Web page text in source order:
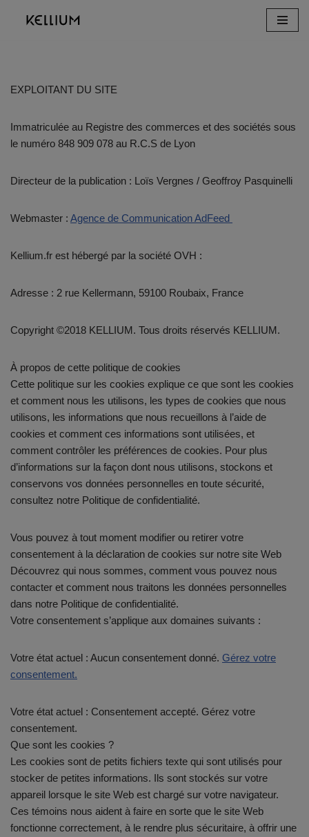
EXPLOITANT DU SITE
Immatriculée au Registre des commerces et des sociétés sous
le numéro 848 909 078 au R.C.S de Lyon
Directeur de la publication : Loïs Vergnes / Geoffroy Pasquinelli
Webmaster : Agence de Communication AdFeed
Kellium.fr est hébergé par la société OVH :
Adresse : 2 rue Kellermann, 59100 Roubaix, France
Copyright ©2018 KELLIUM. Tous droits réservés KELLIUM.
À propos de cette politique de cookies
Cette politique sur les cookies explique ce que sont les cookies
et comment nous les utilisons, les types de cookies que nous
utilisons, les informations que nous recueillons à l’aide de
cookies et comment ces informations sont utilisées, et
comment contrôler les préférences de cookies. Pour plus
d’informations sur la façon dont nous utilisons, stockons et
conservons vos données personnelles en toute sécurité,
consultez notre Politique de confidentialité.
Vous pouvez à tout moment modifier ou retirer votre
consentement à la déclaration de cookies sur notre site Web
Découvrez qui nous sommes, comment vous pouvez nous
contacter et comment nous traitons les données personnelles
dans notre Politique de confidentialité.
Votre consentement s’applique aux domaines suivants :
Votre état actuel : Aucun consentement donné. Gérez votre
consentement.
Votre état actuel : Consentement accepté. Gérez votre
consentement.
Que sont les cookies ?
Les cookies sont de petits fichiers texte qui sont utilisés pour
stocker de petites informations. Ils sont stockés sur votre
appareil lorsque le site Web est chargé sur votre navigateur.
Ces témoins nous aident à faire en sorte que le site Web
fonctionne correctement, à le rendre plus sécuritaire, à offrir une